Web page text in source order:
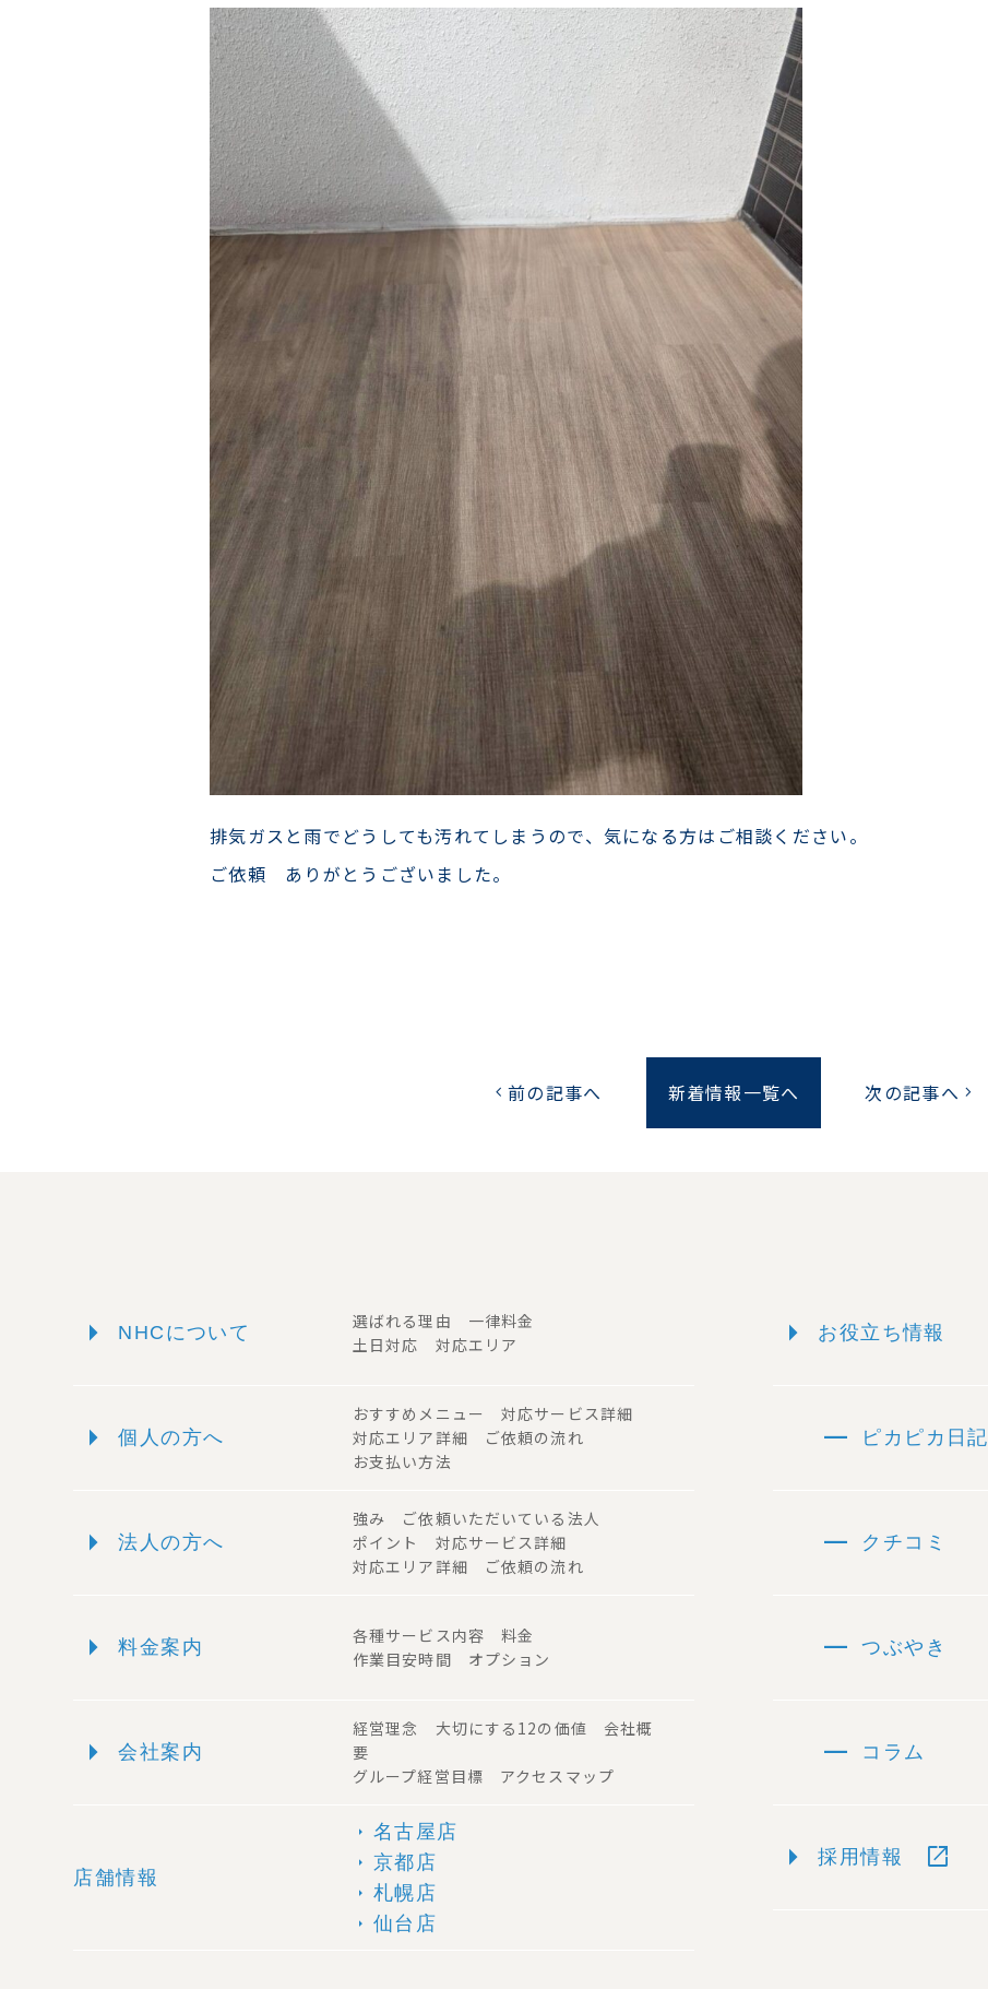
排気ガスと雨でどうしても汚れてしまうので、気になる方はご相談ください。
ご依頼 ありがとうございました。
chevron_left前の記事へ 新着情報一覧へ 次の記事へ chevron_right
arrow_right NHCについて
選ばれる理由 一律料金
土日対応 対応エリア
arrow_right 個人の方へ
おすすめメニュー 対応サービス詳細
対応エリア詳細 ご依頼の流れ
お支払い方法
arrow_right 法人の方へ
強み ご依頼いただいている法人
ポイント 対応サービス詳細
対応エリア詳細 ご依頼の流れ
arrow_right 料金案内
各種サービス内容 料金
作業目安時間 オプション
arrow_right 会社案内
経営理念 大切にする12の価値 会社概
要
グループ経営目標 アクセスマップ
店舗情報
arrow_right 名古屋店
arrow_right 京都店
arrow_right 札幌店
arrow_right 仙台店
arrow_right お役立ち情報
remove ピカピカ日記
remove クチコミ
remove つぶやき
remove コラム
arrow_right 採用情報 open_in_new